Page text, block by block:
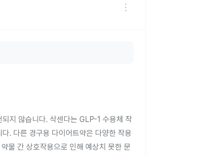
지 않습니다. 삭센다는 GLP-1 수용체 작
. 다른 경구용 다이어트약은 다양한 작용
물 간 상호작용으로 인해 예상치 못한 문